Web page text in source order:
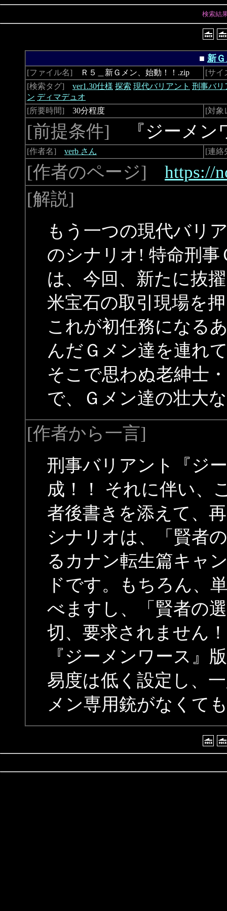
検索結
■ 新
[ファイル名] Ｒ５＿新Ｇメン、始動！！.zip
[サイ
[検索タグ]
ver1.30仕様 探索 現代バリアント 刑事バリ
ン ディマデュオ
[所要時間] 30分程度 [対象
[前提条件] 『ジーメン
[作者名] verb さん [連絡
[作者のページ]
https://
[解説]
もう一つの現代バリ
のシナリオ! 特命刑
は、今回、新たに抜
米宝石の取引現場を
これが初任務になる
んだＧメン達を連れ
そこで思わぬ老紳士
で、Ｇメン達の壮大
[作者から一言]
刑事バリアント『ジ
成！！ それに伴い、
者後書きを添えて、
シナリオは、「賢者
るカナン転生篇キャ
ドです。もちろん、
べますし、「賢者の
切、要求されません
『ジーメンワース』
易度は低く設定し、
メン専用銃がなくて